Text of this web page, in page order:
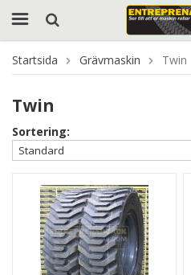
Startsida Grävmaskin Twin
Twin
Sortering: